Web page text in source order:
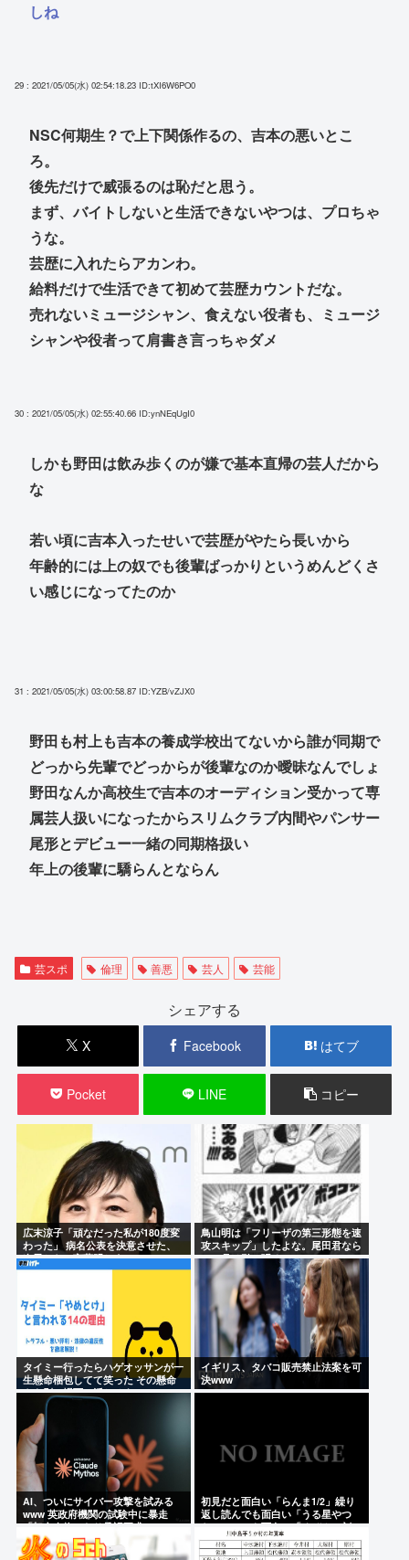
しね
29 : 2021/05/05(水) 02:54:18.23 ID:tXI6W6PO0
NSC何期生？で上下関係作るの、吉本の悪いとこ
ろ。
後先だけで威張るのは恥だと思う。
まず、バイトしないと生活できないやつは、プロちゃ
うな。
芸歴に入れたらアカンわ。
給料だけで生活できて初めて芸歴カウントだな。
売れないミュージシャン、食えない役者も、ミュージ
シャンや役者って肩書き言っちゃダメ
30 : 2021/05/05(水) 02:55:40.66 ID:ynNEqUgI0
しかも野田は飲み歩くのが嫌で基本直帰の芸人だから
な
若い頃に吉本入ったせいで芸歴がやたら長いから
年齢的には上の奴でも後輩ばっかりというめんどくさ
い感じになってたのか
31 : 2021/05/05(水) 03:00:58.87 ID:YZB/vZJX0
野田も村上も吉本の養成学校出てないから誰が同期で
どっから先輩でどっからが後輩なのか曖昧なんでしょ
野田なんか高校生で吉本のオーディション受かって専
属芸人扱いになったからスリムクラブ内間やパンサー
尾形とデビュー一緒の同期格扱い
年上の後輩に驕らんとならん
芸スポ 倫理 善悪 芸人 芸能
シェアする
X Facebook はてブ
Pocket LINE コピー
広末涼子「頑なだった私が180度変
わった」 病名公表を決意させた、
次男からの言葉明かす
鳥山明は「フリーザの第三形態を速
攻スキップ」したよな。尾田君なら
一ヶ月は引っ張る。
タイミー行ったらハゲオッサンが一
生懸命梱包してて笑った その懸命
さを別の場面で活かせよ
イギリス、タバコ販売禁止法案を可
決www
AI、ついにサイバー攻撃を試みる
www 英政府機関の試験中に暴走
「架空人物になり承認要求」
初見だと面白い「らんま1/2」繰り
返し読んでも面白い「うる星やつ
ら」いつでも面白い「めぞん一刻」
これには高市もにんまり